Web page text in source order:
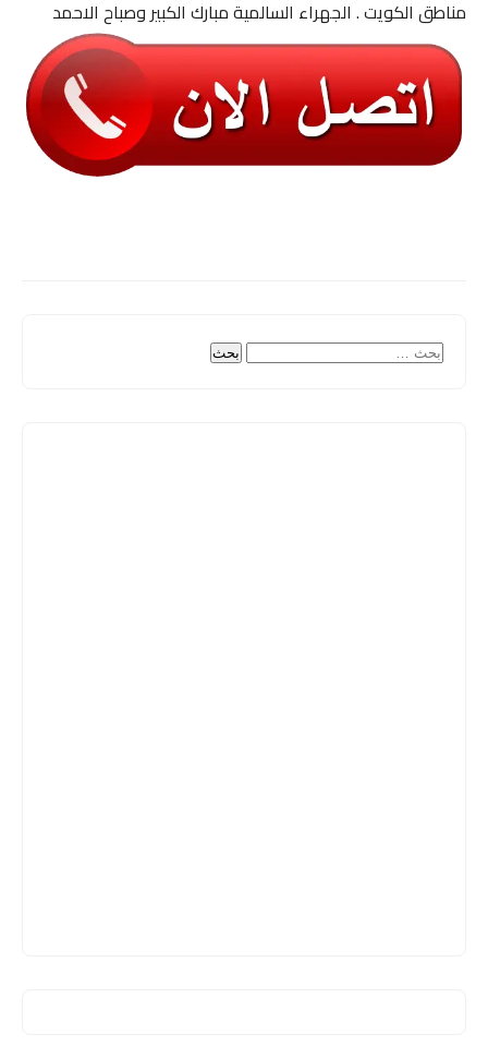
مناطق الكويت . الجهراء السالمية مبارك الكبير وصباح الاحمد
البحث